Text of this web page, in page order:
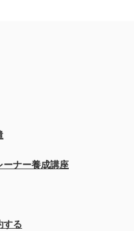
ーナー養成講座
する